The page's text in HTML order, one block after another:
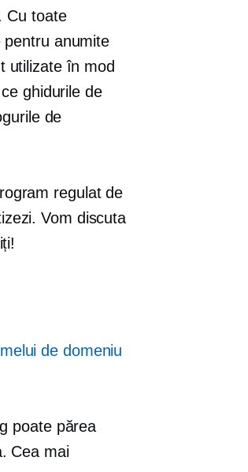
Cu toate
anumite
utilizate în mod
ghidurile de
de
regulat de
Vom discuta
de domeniu
poate părea
Cea mai